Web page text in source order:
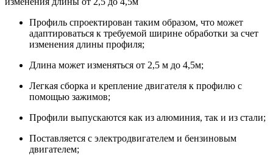
Профиль спроектирован таким образом, что может
адаптироваться к требуемой ширине обработки за счет
изменения длины профиля;
Длина может изменяться от 2,5 м до 4,5м;
Легкая сборка и крепление двигателя к профилю с
помощью зажимов;
Профили выпускаются как из алюминия, так и из стали;
Поставляется с электродвигателем и бензиновым
двигателем;